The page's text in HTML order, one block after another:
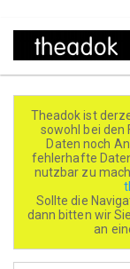
Direkt
Theadok ist
sowohl bei den
Daten noch
fehlerhafte
nutzbar zu
Sollte die
dann bitten wir
an